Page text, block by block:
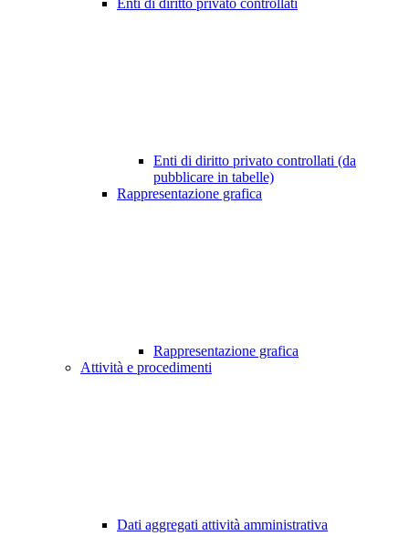
Enti di diritto privato controllati
Enti di diritto privato controllati (da
pubblicare in tabelle)
Rappresentazione grafica
Rappresentazione grafica
Attività e procedimenti
Dati aggregati attività amministrativa